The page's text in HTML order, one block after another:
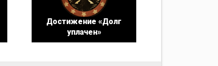
Достижение «Долг
уплачен»